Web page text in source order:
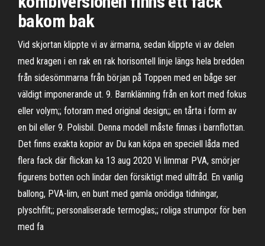
bakom bak
Vid skjortan klippte vi av ärmarna, sedan klippte vi av delen
med kragen i en rak en rak horisontell linje längs hela bredden
från sidesömmarna från början på Toppen med en båge ser
väldigt imponerande ut. 9. Barnklänning från en kort med fokus
eller volym;; fotoram med original design;; en tårta i form av
en bil eller 9. Polisbil. Denna modell måste finnas i barnflottan.
Det finns exakta kopior av Du kan köpa en speciell låda med
flera fack där flickan ka 13 aug 2020 Vi limmar PVA, smörjer
figurens botten och lindar den försiktigt med ulltråd. En vanlig
ballong, PVA-lim, en bunt med gamla onödiga tidningar,
plyschfilt;; personaliserade termoglas;; roliga strumpor för ben
med fa